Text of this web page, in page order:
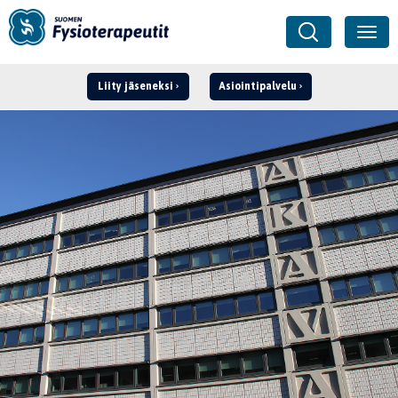
Liity jäseneksi Asiointipalvelu